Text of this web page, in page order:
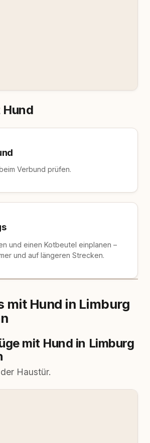
Hund
Verbund prüfen.
und einen Kotbeutel einplanen –
und auf längeren Strecken.
mit Hund in Limburg
mit Hund in Limburg
Haustür.